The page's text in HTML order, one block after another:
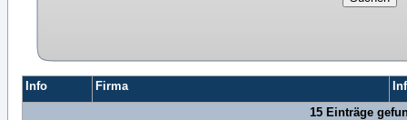
Info Firma
15 Einträge